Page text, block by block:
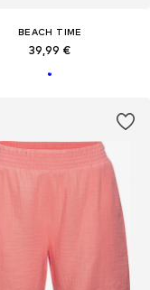
BEACH TIME
39,99 €